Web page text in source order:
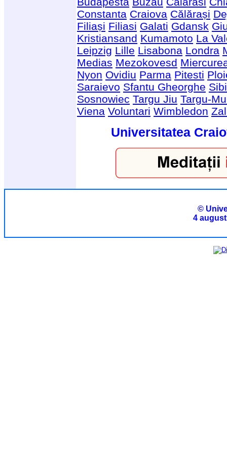
Constanta Craiova Călărași
Filiași Filiasi Galati Gdansk
Kristiansand Kumamoto La
Leipzig Lille Lisabona Londra
Medias Mezokovesd
Nyon Ovidiu Parma Pitesti
Saraievo Sfantu Gheorghe
Sosnowiec Targu Jiu Targu-
Viena Voluntari Wimbledon
Universitatea
©
4